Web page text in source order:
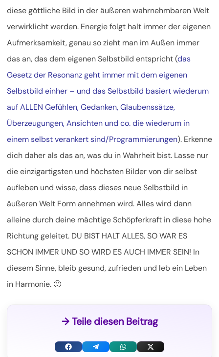
diese göttliche Bild in der äußeren wahrnehmbaren Welt
verwirklicht werden. Energie folgt halt immer der eigenen
Aufmerksamkeit, genau so zieht man im Außen immer
das an, das dem eigenen Selbstbild entspricht (das
Gesetz der Resonanz geht immer mit dem eigenen
Selbstbild einher – und das Selbstbild basiert wiederum
auf ALLEN Gefühlen, Gedanken, Glaubenssätze,
Überzeugungen, Ansichten und co. die wiederum in
einem selbst verankert sind/Programmierungen). Erkenne
dich daher als das an, was du in Wahrheit bist. Lasse nur
die einzigartigsten und höchsten Bilder von dir selbst
aufleben und wisse, dass dieses neue Selbstbild in
äußeren Welt Form annehmen wird. Alles wird dann
alleine durch deine mächtige Schöpferkraft in diese hohe
Richtung geleitet. DU BIST HALT ALLES, SO WAR ES
SCHON IMMER UND SO WIRD ES AUCH IMMER SEIN! In
diesem Sinne, bleib gesund, zufrieden und leb ein Leben
in Harmonie. 🙂
→ Teile diesen Beitrag
F
T
W
X